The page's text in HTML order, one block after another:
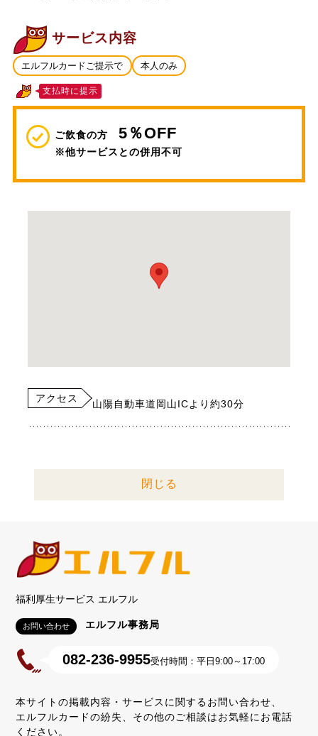
サービス内容
エルフルカードご提示で 本人のみ
支払時に提示
ご飲食の方5％OFF
※他サービスとの併用不可
アクセス 山陽自動車道岡山ICより約30分
閉じる
福利厚生サービス エルフル
お問い合わせ エルフル事務局
082-236-9955受付時間：平日9:00～17:00
本サイトの掲載内容・サービスに関するお問い合わせ、
エルフルカードの紛失、その他のご相談はお気軽にお電話
ください。